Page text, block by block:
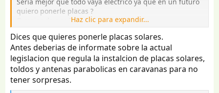
quiero ponerle placas ?
O mejor de gas ?Haz clic para expandir...
Dices que quieres ponerle placas solares.
Antes deberias de informate sobre la actual
legislacion que regula la instalcion de placas solares,
toldos y antenas parabolicas en caravanas para no
tener sorpresas.